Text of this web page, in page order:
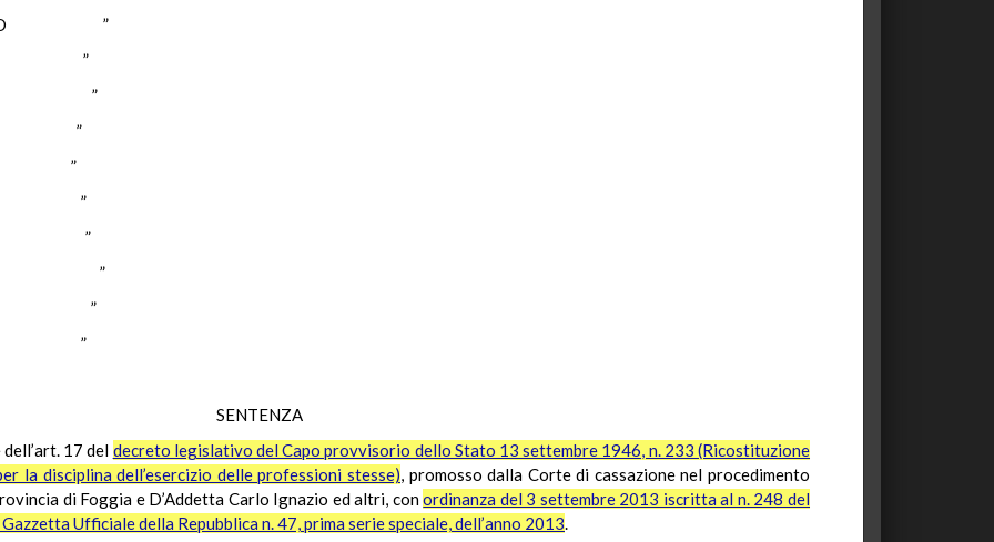
”
”
”
”
”
”
”
”
”
”
SENTENZA
17 del decreto legislativo del Capo provvisorio dello Stato 13 settembre 1946, n. 233 (Ricostituzione
la disciplina dell’esercizio delle professioni stesse), promosso dalla Corte di cassazione nel procedimento
di Foggia e D’Addetta Carlo Ignazio ed altri, conordinanza del 3 settembre 2013 iscritta al n. 248 del
Ufficiale della Repubblica n. 47, prima serie speciale, dell’anno 2013.